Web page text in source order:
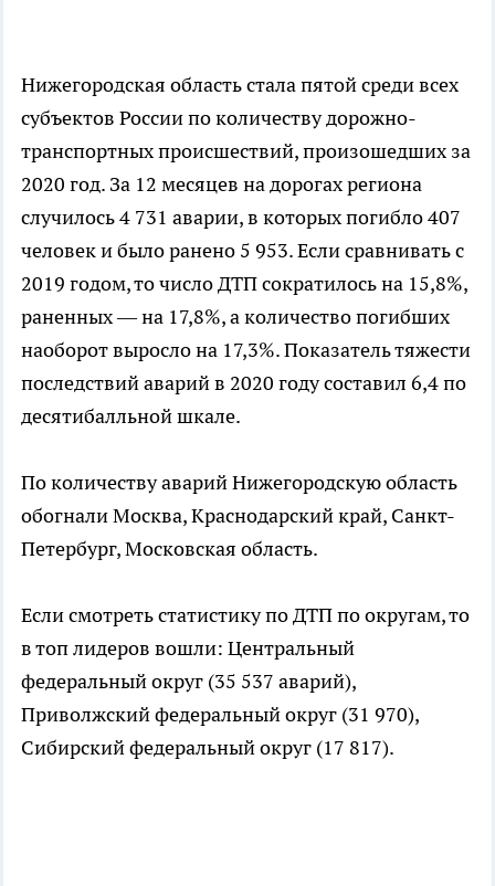
Нижегородская область стала пятой среди всех
субъектов России по количеству дорожно-
транспортных происшествий, произошедших за
2020 год. За 12 месяцев на дорогах региона
случилось 4 731 аварии, в которых погибло 407
человек и было ранено 5 953. Если сравнивать с
2019 годом, то число ДТП сократилось на 15,8%,
раненных — на 17,8%, а количество погибших
наоборот выросло на 17,3%. Показатель тяжести
последствий аварий в 2020 году составил 6,4 по
десятибалльной шкале.
По количеству аварий Нижегородскую область
обогнали Москва, Краснодарский край, Санкт-
Петербург, Московская область.
Если смотреть статистику по ДТП по округам, то
в топ лидеров вошли: Центральный
федеральный округ (35 537 аварий),
Приволжский федеральный округ (31 970),
Сибирский федеральный округ (17 817).